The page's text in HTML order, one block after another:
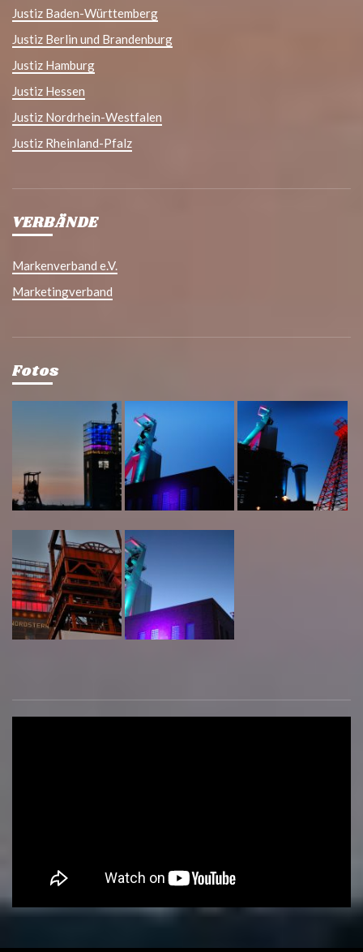
Justiz Baden-Württemberg
Justiz Berlin und Brandenburg
Justiz Hamburg
Justiz Hessen
Justiz Nordrhein-Westfalen
Justiz Rheinland-Pfalz
VERBÄNDE
Markenverband e.V.
Marketingverband
Fotos